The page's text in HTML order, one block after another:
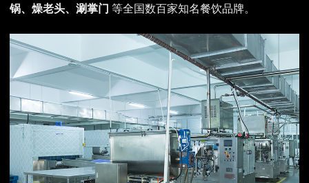
锅、燥老头、涮掌门 等全国数百家知名餐饮品牌。